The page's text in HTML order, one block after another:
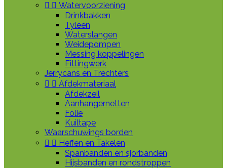
  Watervoorziening
Drinkbakken
Tyleen
Waterslangen
Weidepompen
Messing koppelingen
Fittingwerk
Jerrycans en Trechters
  Afdekmateriaal
Afdekzeil
Aanhangernetten
Folie
Kuiltape
Waarschuwings borden
  Heffen en Takelen
Spanbanden en sjorbanden
Hijsbanden en rondstroppen